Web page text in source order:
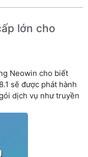
lớn cho
Neowin cho biết
sẽ được phát hành
dịch vụ như truyền